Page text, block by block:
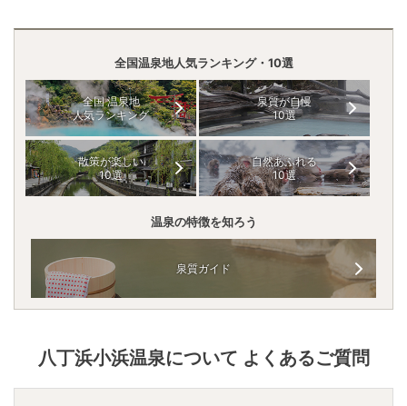
全国温泉地人気ランキング・10選
全国 温泉地
人気ランキング
泉質が自慢
10選
散策が楽しい
10選
自然あふれる
10選
温泉の特徴を知ろう
泉質ガイド
八丁浜小浜温泉について よくあるご質問